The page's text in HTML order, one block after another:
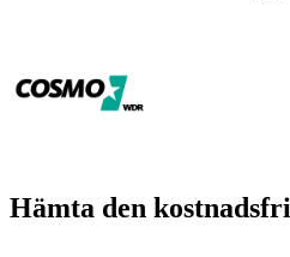
Hämta den